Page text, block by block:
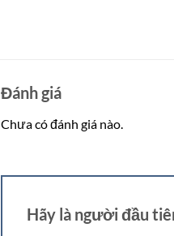
Đánh giá
Chưa có đánh giá nào.
Hãy là người đầu